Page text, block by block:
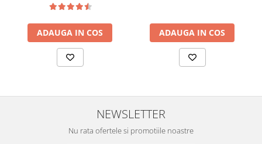
ADAUGA IN COS ADAUGA IN COS
NEWSLETTER
Nu rata ofertele si promotiile noastre